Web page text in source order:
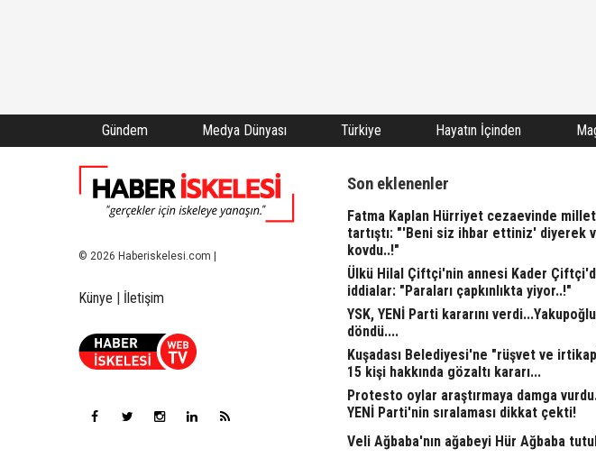
Gündem Medya Dünyası Türkiye Hayatın İçinden
© 2026 Haberiskelesi.com |
Künye | İletişim
Son eklenenler
Fatma Kaplan Hürriyet cezaevinde
tartıştı: "'Beni siz ihbar ettiniz' diyerek
kovdu..!"
Ülkü Hilal Çiftçi'nin annesi Kader
iddialar: "Paraları çapkınlıkta yiyor..!"
YSK, YENİ Parti kararını
döndü....
Kuşadası Belediyesi'ne "rüşvet ve
15 kişi hakkında gözaltı kararı...
Protesto oylar araştırmaya damga
YENİ Parti'nin sıralaması dikkat çekti!
Veli Ağbaba'nın ağabeyi Hür Ağbaba